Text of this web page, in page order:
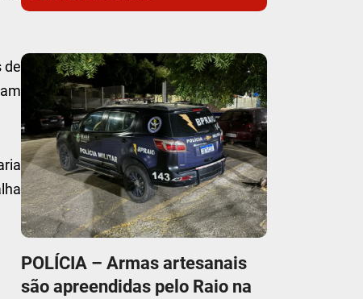
de
POLÍCIA – Armas artesanais
são apreendidas pelo Raio na